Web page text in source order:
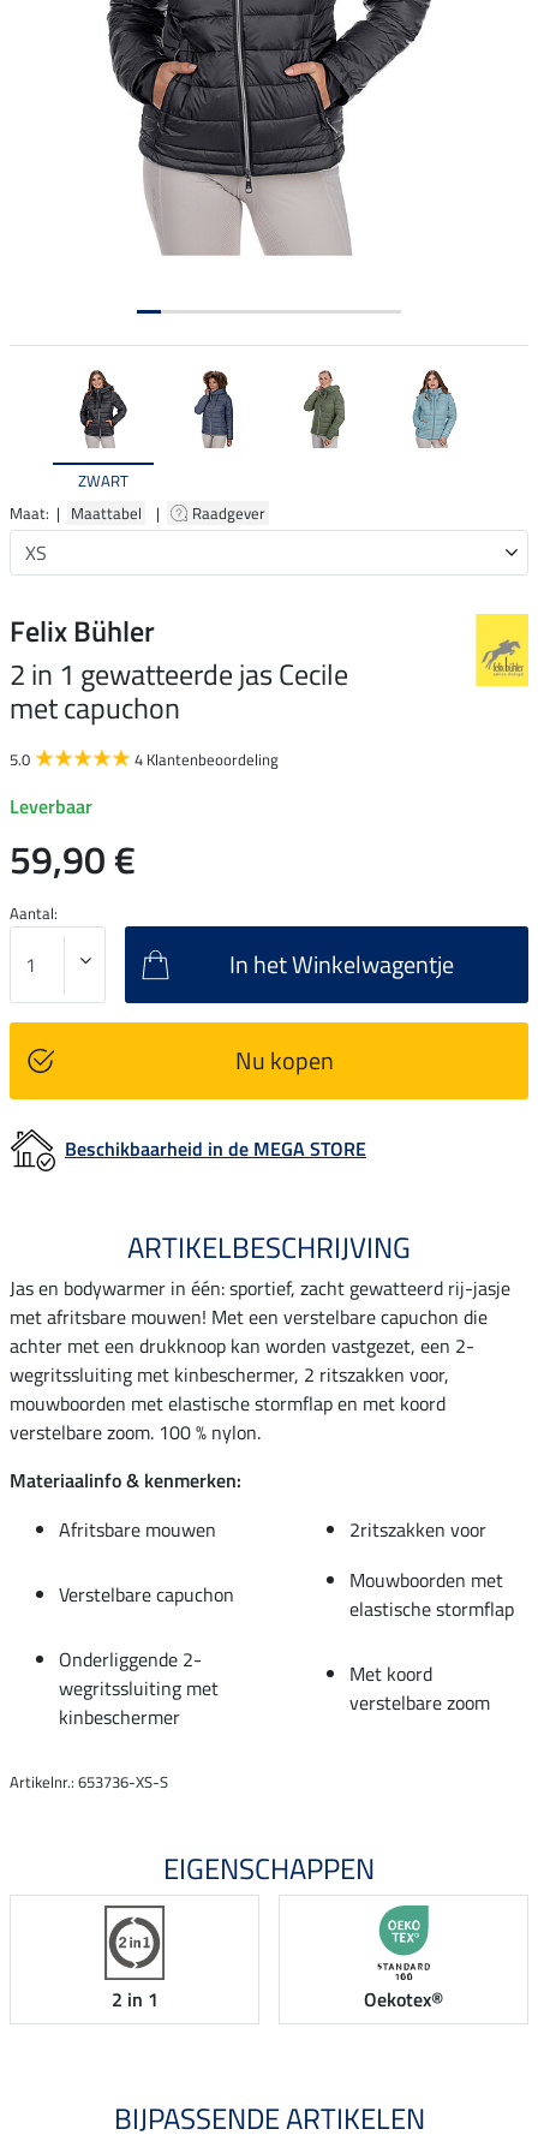
ZWART
Maat: | Maattabel | Raadgever
Felix Bühler
2 in 1 gewatteerde jas Cecile
met capuchon
5.0 4 Klantenbeoordeling
Leverbaar
59,90 €
Aantal:
In het Winkelwagentje
Nu kopen
Beschikbaarheid in de MEGA STORE
ARTIKELBESCHRIJVING
Jas en bodywarmer in één: sportief, zacht gewatteerd rij-jasje
met afritsbare mouwen! Met een verstelbare capuchon die
achter met een drukknoop kan worden vastgezet, een 2-
wegritssluiting met kinbeschermer, 2 ritszakken voor,
mouwboorden met elastische stormflap en met koord
verstelbare zoom. 100 % nylon.
Materiaalinfo & kenmerken:
Afritsbare mouwen
2ritszakken voor
Verstelbare capuchon
Mouwboorden met
elastische stormflap
Onderliggende 2-
wegritssluiting met
kinbeschermer
Met koord
verstelbare zoom
Artikelnr.: 653736-XS-S
EIGENSCHAPPEN
2 in 1 Oekotex®
BIJPASSENDE ARTIKELEN